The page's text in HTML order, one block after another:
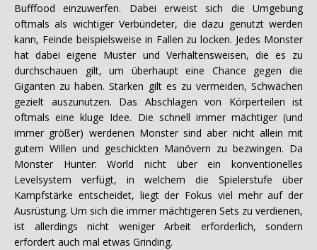
Bufffood einzuwerfen. Dabei erweist sich die Umgebung
oftmals als wichtiger Verbündeter, die dazu genutzt werden
kann, Feinde beispielsweise in Fallen zu locken. Jedes Monster
hat dabei eigene Muster und Verhaltensweisen, die es zu
durchschauen gilt, um überhaupt eine Chance gegen die
Giganten zu haben. Stärken gilt es zu vermeiden, Schwächen
gezielt auszunutzen. Das Abschlagen von Körperteilen ist
oftmals eine kluge Idee. Die schnell immer mächtiger (und
immer größer) werdenen Monster sind aber nicht allein mit
gutem Willen und geschickten Manövern zu bezwingen. Da
Monster Hunter: World nicht über ein konventionelles
Levelsystem verfügt, in welchem die Spielerstufe über
Kampfstärke entscheidet, liegt der Fokus viel mehr auf der
Ausrüstung. Um sich die immer mächtigeren Sets zu verdienen,
ist allerdings nicht weniger Arbeit erforderlich, sondern
erfordert auch mal etwas Grinding.